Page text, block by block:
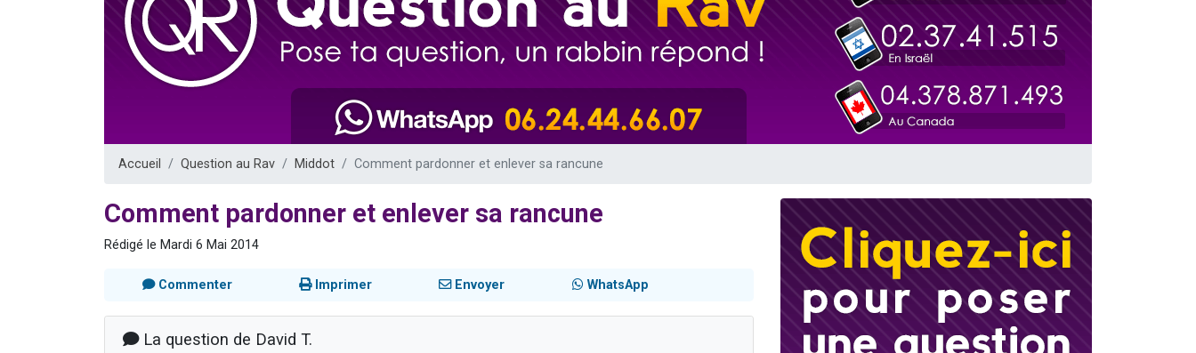
Il reste 49 places pour étudier en groupe sur Zoom
2 personnes viennent de nous rejoindre sur WhatsApp
2 nouvelles musiques dans Torah-Box Music
6 personnes viennent de nous rejoindre sur WhatsApp
Accueil Question au Rav Middot Comment pardonner et enlever sa rancune
Comment pardonner et enlever sa rancune
Rédigé le Mardi 6 Mai 2014
Commenter Imprimer Envoyer WhatsApp
La question de David T.